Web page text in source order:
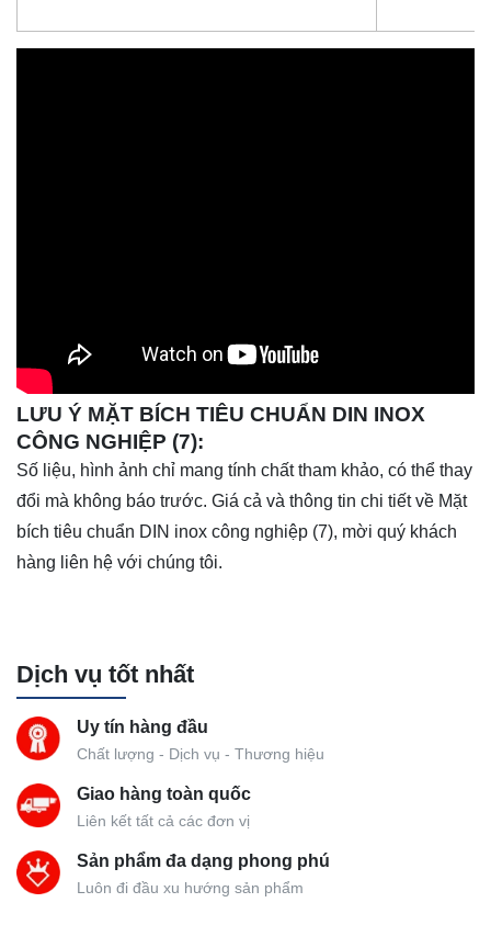
LƯU Ý MẶT BÍCH TIÊU CHUẨN DIN INOX
CÔNG NGHIỆP (7):
Số liệu, hình ảnh chỉ mang tính chất tham khảo, có thể thay
đổi mà không báo trước. Giá cả và thông tin chi tiết về Mặt
bích tiêu chuẩn DIN inox công nghiệp (7), mời quý khách
hàng liên hệ với chúng tôi.
Dịch vụ tốt nhất
Uy tín hàng đầu
Chất lượng - Dịch vụ - Thương hiệu
Giao hàng toàn quốc
Liên kết tất cả các đơn vị
Sản phẩm đa dạng phong phú
Luôn đi đầu xu hướng sản phẩm